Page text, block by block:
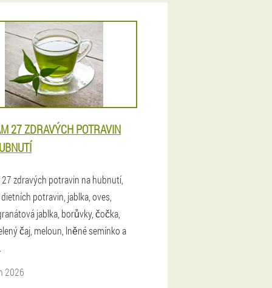
27 ZDRAVÝCH POTRAVIN
27 zdravých potravin na hubnutí,
potravin, jablka, oves,
jablka, borůvky, čočka,
čaj, meloun, lněné semínko a
2026